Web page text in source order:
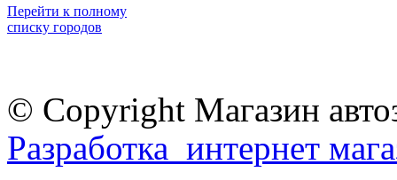
Перейти к полному
списку городов
© Copyright Магазин
Разработка интернет